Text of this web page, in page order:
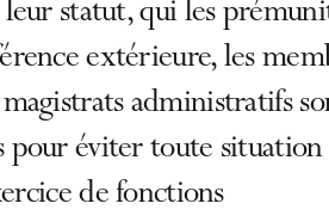
statut, qui les
extérieure, les
administratifs
pour éviter toute situation
de fonctions